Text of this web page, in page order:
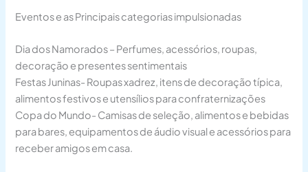
Eventos e as Principais categorias impulsionadas
Dia dos Namorados – Perfumes, acessórios, roupas,
decoração e presentes sentimentais
Festas Juninas- Roupas xadrez, itens de decoração típica,
alimentos festivos e utensílios para confraternizações
Copa do Mundo- Camisas de seleção, alimentos e bebidas
para bares, equipamentos de áudio visual e acessórios para
receber amigos em casa.